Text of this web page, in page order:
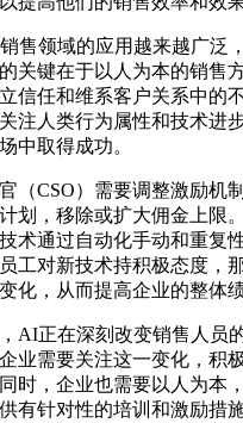
领域的应用越来越广泛，
关键在于以人为本的销售
信任和维系客户关系中的
注人类行为属性和技术进
中取得成功。
CSO）需要调整激励机
划，移除或扩大佣金上限
术通过自动化手动和重复
工对新技术持积极态度，
化，从而提高企业的整体绩
正在深刻改变销售人员
业需要关注这一变化，积
时，企业也需要以人为本
有针对性的培训和激励措